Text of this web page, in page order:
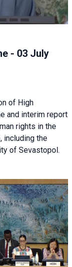
- 03 July
of High
and interim report
rights in the
including the
of Sevastopol.